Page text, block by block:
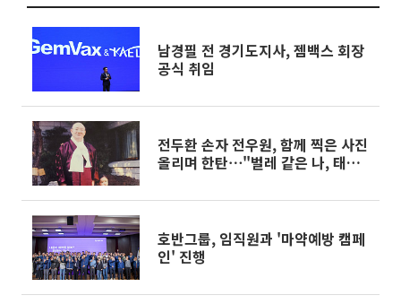
남경필 전 경기도지사, 젬백스 회장
공식 취임
전두환 손자 전우원, 함께 찍은 사진
올리며 한탄⋯"벌레 같은 나, 태어
호반그룹, 임직원과 '마약예방 캠페
인' 진행